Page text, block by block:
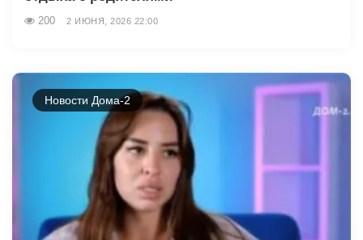
200 2 ИЮНЯ, 2026 22:00
Новости Дома-2